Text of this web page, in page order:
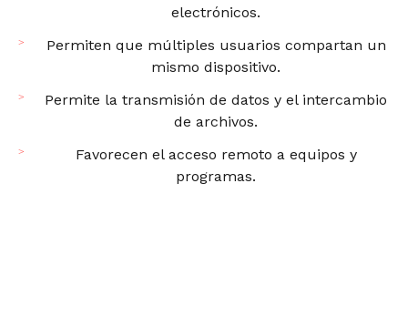
electrónicos.
Permiten que múltiples usuarios compartan un
mismo dispositivo.
Permite la transmisión de datos y el intercambio
de archivos.
Favorecen el acceso remoto a equipos y
programas.